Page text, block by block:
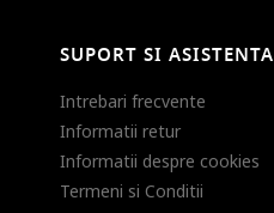
SUPORT SI ASISTENTA
Intrebari frecvente
Informatii retur
Informatii despre cookies
Termeni si Conditii